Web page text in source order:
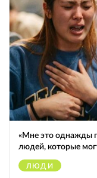
«Мне это однажды
людей, которые
ЛЮДИ